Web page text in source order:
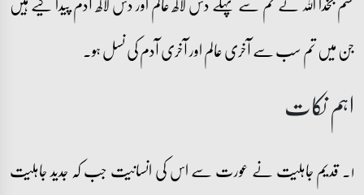
جن میں تم سب سے آخری عالم اور آخری آدم کی نسل ہو۔
اہم نکات
۱۔ قدیم جاہلیت نے عورت سے اس کی انسانیت جب کہ جدید جاہلیت